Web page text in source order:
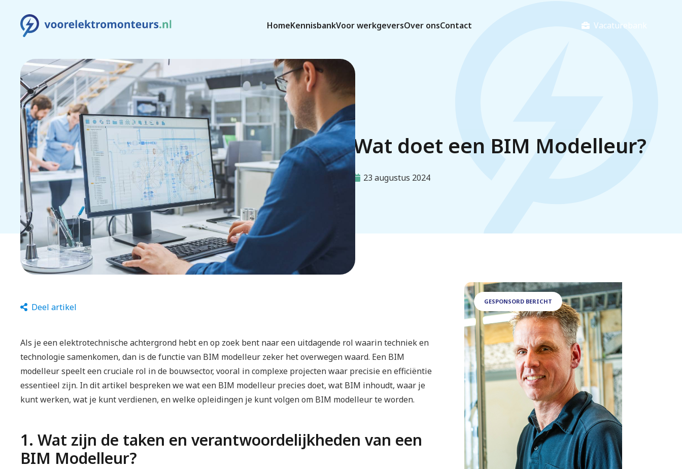
HomeKennisbankVoor werkgeversOver onsContact Vacaturebank
Wat doet een BIM Modelleur?
23 augustus 2024
Deel artikel
Als je een elektrotechnische achtergrond hebt en op zoek bent naar een uitdagende rol waarin techniek en
technologie samenkomen, dan is de functie van BIM modelleur zeker het overwegen waard. Een BIM
modelleur speelt een cruciale rol in de bouwsector, vooral in complexe projecten waar precisie en efficiëntie
essentieel zijn. In dit artikel bespreken we wat een BIM modelleur precies doet, wat BIM inhoudt, waar je
kunt werken, wat je kunt verdienen, en welke opleidingen je kunt volgen om BIM modelleur te worden.
1. Wat zijn de taken en verantwoordelijkheden van een
BIM Modelleur?
GESPONSORD BERICHT